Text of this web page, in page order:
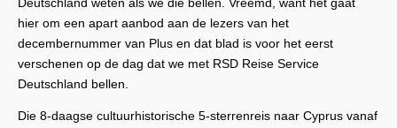
Deutschland weten als we die bellen. Vreemd, want het gaat
hier om een apart aanbod aan de lezers van het
decembernummer van Plus en dat blad is voor het eerst
verschenen op de dag dat we met RSD Reise Service
Deutschland bellen.
Die 8-daagse cultuurhistorische 5-sterrenreis naar Cyprus vanaf